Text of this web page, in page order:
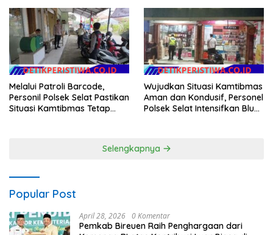
Melalui Patroli Barcode,
Personil Polsek Selat Pastikan
Situasi Kamtibmas Tetap
Wujudkan Situasi Kamtibmas
Aman dan Kondusif, Personel
Polsek Selat Intensifkan Blue
Selengkapnya
Popular Post
April 28, 2026 0 Komentar
Pemkab Bireuen Raih Penghargaan dari